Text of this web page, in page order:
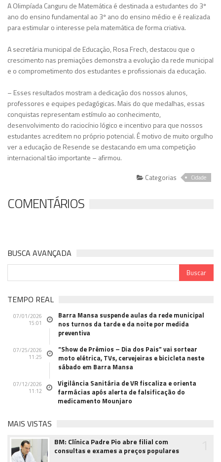
A Olimpíada Canguru de Matemática é destinada a estudantes do 3º
ano do ensino fundamental ao 3º ano do ensino médio e é realizada
para estimular o interesse pela matemática de forma criativa.
A secretária municipal de Educação, Rosa Frech, destacou que o
crescimento nas premiações demonstra a evolução da rede municipal
e o comprometimento dos estudantes e profissionais da educação.
– Esses resultados mostram a dedicação dos nossos alunos,
professores e equipes pedagógicas. Mais do que medalhas, essas
conquistas representam estímulo ao conhecimento,
desenvolvimento do raciocínio lógico e incentivo para que nossos
estudantes acreditem no próprio potencial. É motivo de muito orgulho
ver a educação de Resende se destacando em uma competição
internacional tão importante – afirmou.
Categorias Cidade
COMENTÁRIOS
BUSCA AVANÇADA
TEMPO REAL
07/01/2026
15:01
Barra Mansa suspende aulas da rede municipal
nos turnos da tarde e da noite por medida
preventiva
07/25/2026
11:25
“Show de Prêmios – Dia dos Pais” vai sortear
moto elétrica, TVs, cervejeiras e bicicleta neste
sábado em Barra Mansa
07/12/2026
11:12
Vigilância Sanitária de VR fiscaliza e orienta
farmácias após alerta de falsificação do
medicamento Mounjaro
MAIS VISTAS
BM: Clínica Padre Pio abre filial com
consultas e exames a preços populares